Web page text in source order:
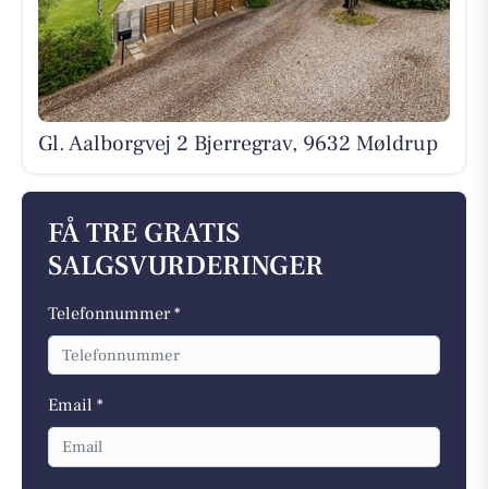
Gl. Aalborgvej 2 Bjerregrav, 9632 Møldrup
FÅ TRE GRATIS
SALGSVURDERINGER
Telefonnummer *
Email *